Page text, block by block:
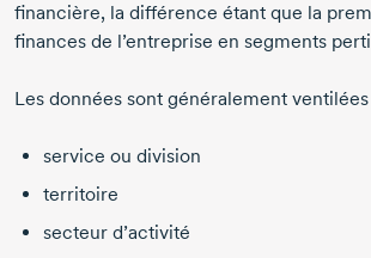
financière, la différence étant que la
finances de l’entreprise en segments
Les données sont généralement
service ou division
territoire
secteur d’activité